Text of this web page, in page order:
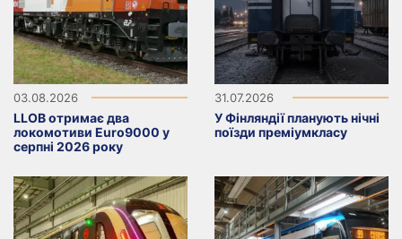
03.08.2026
LLOB отримає два
локомотиви Euro9000 у
серпні 2026 року
31.07.2026
У Фінляндії планують нічні
поїзди преміумкласу